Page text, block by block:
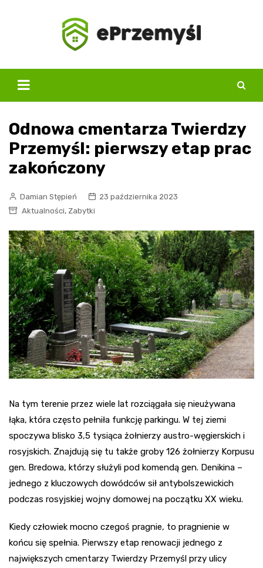
Odnowa cmentarza Twierdzy
Przemyśl: pierwszy etap prac
zakończony
Damian Stępień
23 października 2023
Aktualności, Zabytki
Na tym terenie przez wiele lat rozciągała się nieużywana
łąka, która często pełniła funkcję parkingu. W tej ziemi
spoczywa blisko 3,5 tysiąca żołnierzy austro-węgierskich i
rosyjskich. Znajdują się tu także groby 126 żołnierzy Korpusu
gen. Bredowa, którzy służyli pod komendą gen. Denikina –
jednego z kluczowych dowódców sił antybolszewickich
podczas rosyjskiej wojny domowej na początku XX wieku.
Kiedy człowiek mocno czegoś pragnie, to pragnienie w
końcu się spełnia. Pierwszy etap renowacji jednego z
największych cmentarzy Twierdzy Przemyśl przy ulicy